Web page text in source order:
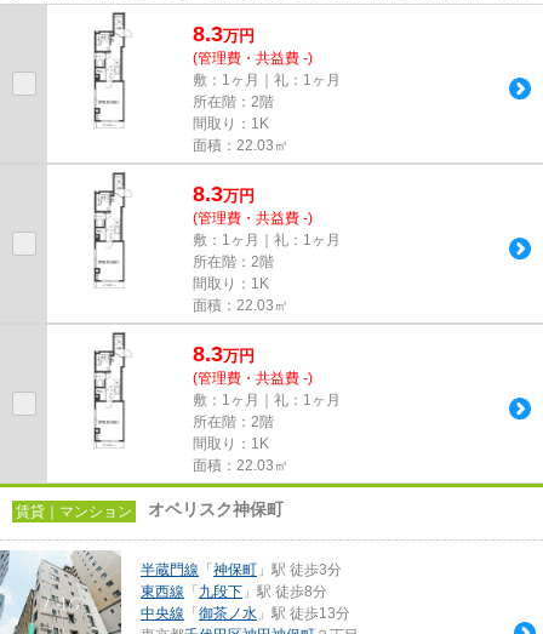
しております！最新の情報は...
8.3万円
(管理費・共益費 -)
敷：1ヶ月｜礼：1ヶ月
所在階：2階
間取り：1K
面積：22.03㎡
8.3万円
(管理費・共益費 -)
敷：1ヶ月｜礼：1ヶ月
所在階：2階
間取り：1K
面積：22.03㎡
8.3万円
(管理費・共益費 -)
敷：1ヶ月｜礼：1ヶ月
所在階：2階
間取り：1K
面積：22.03㎡
賃貸｜マンション オベリスク神保町
半蔵門線 「 神保町 」駅 徒歩3分
東西線 「 九段下 」駅 徒歩8分
中央線 「 御茶ノ水 」駅 徒歩13分